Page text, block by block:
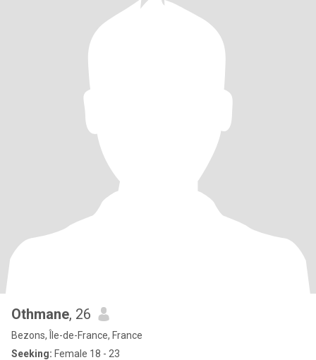
Othmane, 26
Bezons, Île-de-France, France
Seeking: Female 18 - 23